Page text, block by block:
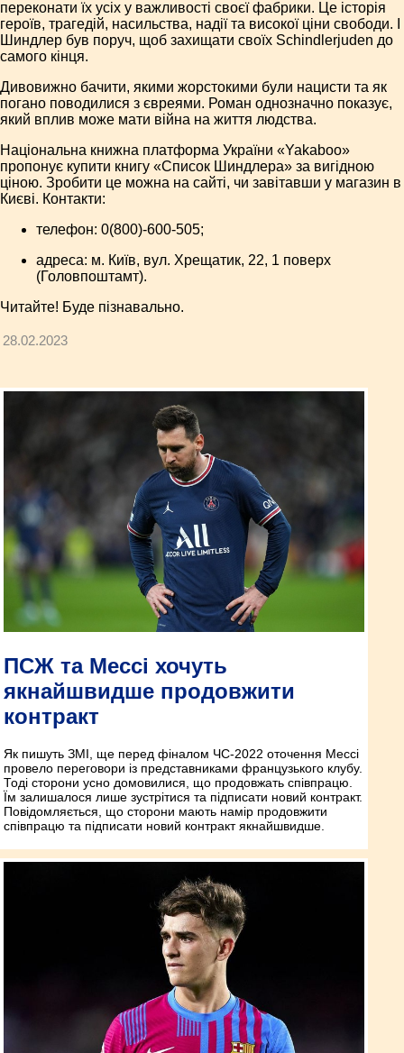
переконати їх усіх у важливості своєї фабрики. Це історія
героїв, трагедій, насильства, надії та високої ціни свободи. І
Шиндлер був поруч, щоб захищати своїх Schindlerjuden до
самого кінця.
Дивовижно бачити, якими жорстокими були нацисти та як
погано поводилися з євреями. Роман однозначно показує,
який вплив може мати війна на життя людства.
Національна книжна платформа України «Yakaboo»
пропонує купити книгу «Список Шиндлера» за вигідною
ціною. Зробити це можна на сайті, чи завітавши у магазин в
Києві. Контакти:
телефон: 0(800)-600-505;
адреса: м. Київ, вул. Хрещатик, 22, 1 поверх
(Головпоштамт).
Читайте! Буде пізнавально.
28.02.2023
ПСЖ та Мессі хочуть
якнайшвидше продовжити
контракт
Як пишуть ЗМІ, ще перед фіналом ЧС-2022 оточення Мессі
провело переговори із представниками французького клубу.
Тоді сторони усно домовилися, що продовжать співпрацю.
Їм залишалося лише зустрітися та підписати новий контракт.
Повідомляється, що сторони мають намір продовжити
співпрацю та підписати новий контракт якнайшвидше.